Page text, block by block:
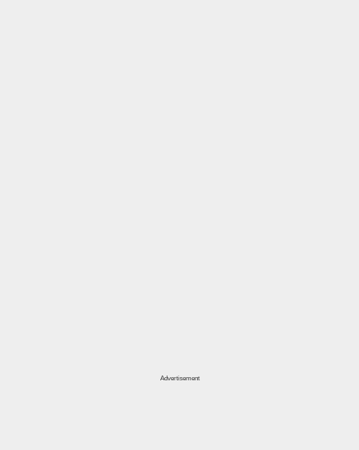
Advertisement